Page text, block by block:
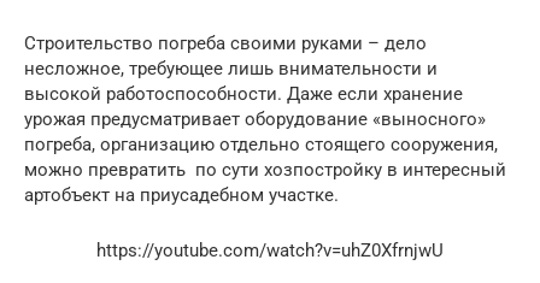
Строительство погреба своими руками – дело
несложное, требующее лишь внимательности и
высокой работоспособности. Даже если хранение
урожая предусматривает оборудование «выносного»
погреба, организацию отдельно стоящего сооружения,
можно превратить по сути хозпостройку в интересный
артобъект на приусадебном участке.
https://youtube.com/watch?v=uhZ0XfrnjwU